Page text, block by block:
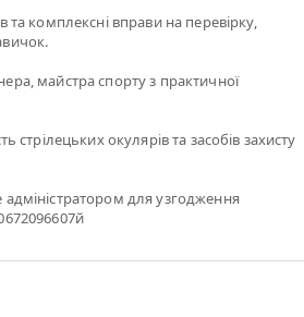
та комплексні вправи на перевірку,
майстра спорту з практичної
стрілецьких окулярів та засобів захисту
для узгодження